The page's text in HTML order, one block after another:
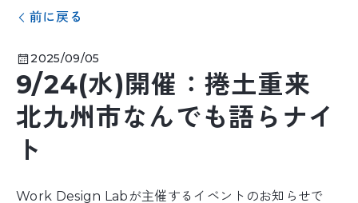
前に戻る
2025/09/05
9/24(水)開催：捲土重来
北九州市なんでも語らナイ
ト
Work Design Labが主催するイベントのお知らせで